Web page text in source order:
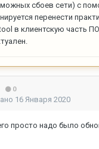
сбоев сети) с
перенести
в клиентскую часть
0
16 Января 2020
просто надо было